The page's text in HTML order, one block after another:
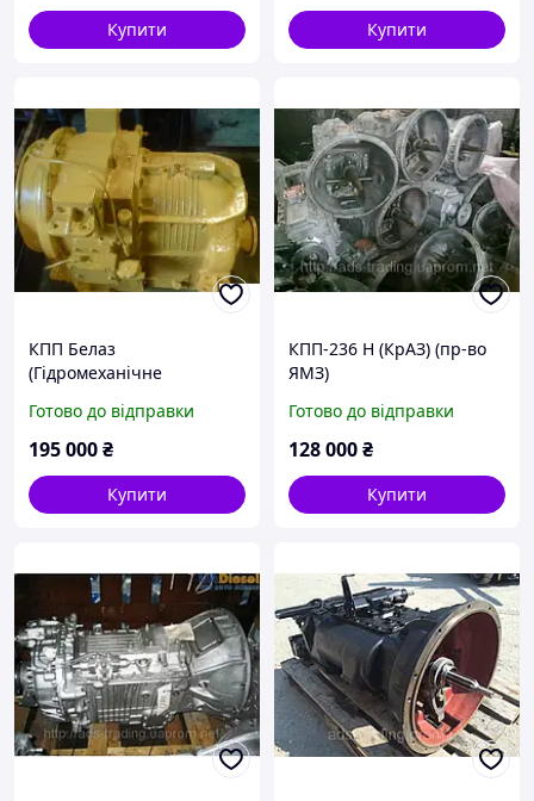
Купити Купити
КПП Белаз
(Гідромеханічне
О
Готово до відправки
195 000₴
Купити
КПП-236 Н (КрАЗ) (пр-во
ЯМЗ)
Готово до відправки
128 000₴
Купити